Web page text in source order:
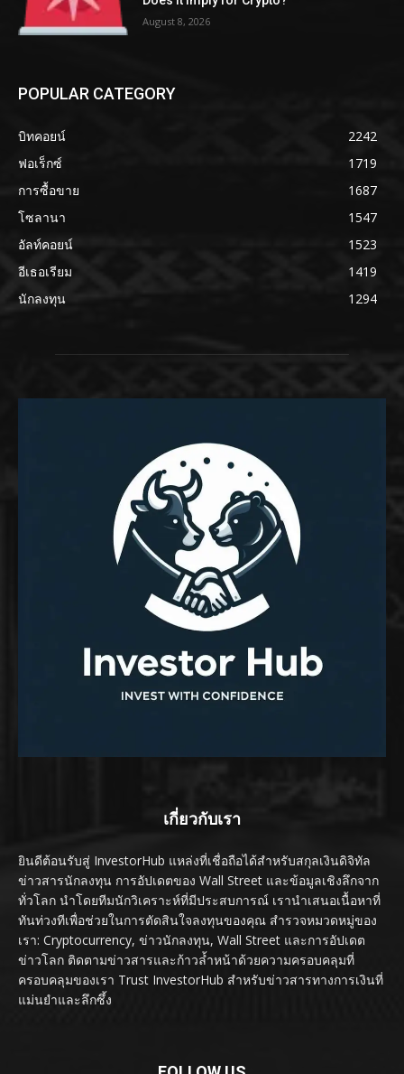
August 8, 2026
POPULAR CATEGORY
บิทคอยน์
2242
ฟอเร็กซ์
1719
การซื้อขาย
1687
โซลานา
1547
อัลท์คอยน์
1523
อีเธอเรียม
1419
นักลงทุน
1294
เกี่ยวกับเรา
ยินดีต้อนรับสู่ InvestorHub แหล่งที่เชื่อถือได้สำหรับสกุลเงินดิจิทัล
ข่าวสารนักลงทุน การอัปเดตของ Wall Street และข้อมูลเชิงลึกจาก
ทั่วโลก นำโดยทีมนักวิเคราะห์ที่มีประสบการณ์ เรานำเสนอเนื้อหาที่
ทันท่วงทีเพื่อช่วยในการตัดสินใจลงทุนของคุณ สำรวจหมวดหมู่ของ
เรา: Cryptocurrency, ข่าวนักลงทุน, Wall Street และการอัปเดต
ข่าวโลก ติดตามข่าวสารและก้าวล้ำหน้าด้วยความครอบคลุมที่
ครอบคลุมของเรา Trust InvestorHub สำหรับข่าวสารทางการเงินที่
แม่นยำและลึกซึ้ง